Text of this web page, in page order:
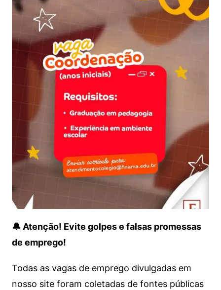
🔔 Atenção! Evite golpes e falsas promessas
de emprego!
Todas as vagas de emprego divulgadas em
nosso site foram coletadas de fontes públicas